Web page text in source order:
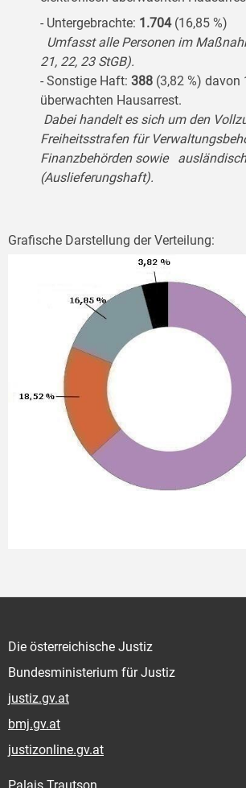
- Untergebrachte: 1.704(16,85 %)
Umfasst alle Personen im
21, 22, 23 StGB).
- Sonstige Haft: 388 (3,82 %)
überwachten Hausarrest.
Dabei handelt es sich um den
Freiheitsstrafen für
Finanzbehörden sowie
(Auslieferungshaft).
Grafische Darstellung der Verteilung:
Die österreichische Justiz
Bundesministerium für Justiz
justiz.gv.at
bmj.gv.at
justizonline.gv.at